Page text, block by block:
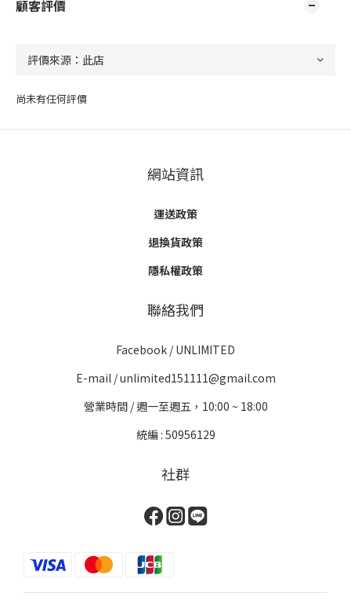
顧客評價
尚未有任何評價
網站資訊
運送政策
退換貨政策
隱私權政策
聯絡我們
Facebook /UNLIMITED
E-mail / unlimited151111@gmail.com
營業時間 / 週一至週五，10:00 ~ 18:00
統編 : 50956129
社群